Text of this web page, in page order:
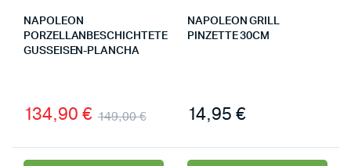
NAPOLEON
PORZELLANBESCHICHTETE
GUSSEISEN-PLANCHA
149,00€
134,90 €
NAPOLEON GRILL
PINZETTE 30CM
14,95 €